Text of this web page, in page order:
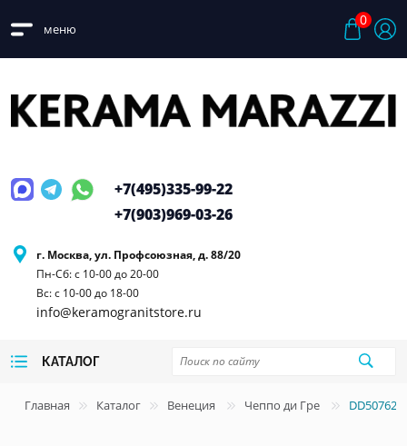
меню
0
г. Москва, ул. Профсоюзная, д. 88/20
Пн-Сб: с 10-00 до 20-00
Вс: с 10-00 до 18-00
info@keramogranitstore.ru
+7(495)335-99-22
+7(903)969-03-26
КАТАЛОГ
Главная Каталог Венеция Чеппо ди Гре